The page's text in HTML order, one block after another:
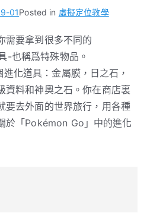
01Posted in 虛擬定位教學
需要拿到很多不同的
-也稱爲特殊物品。
化道具：金屬膜，日之石，
資料和神奧之石。你在商店裏
要去外面的世界旅行，用各種
於「Pokémon Go」中的進化